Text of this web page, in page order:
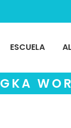
ESCUELA
GKA